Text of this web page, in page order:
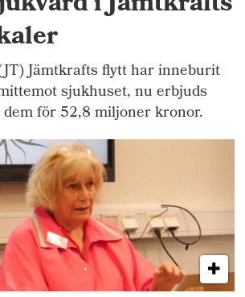
Jämtkrafts flytt har inneburit
sjukhuset, nu erbjuds
dem för 52,8 miljoner kronor.